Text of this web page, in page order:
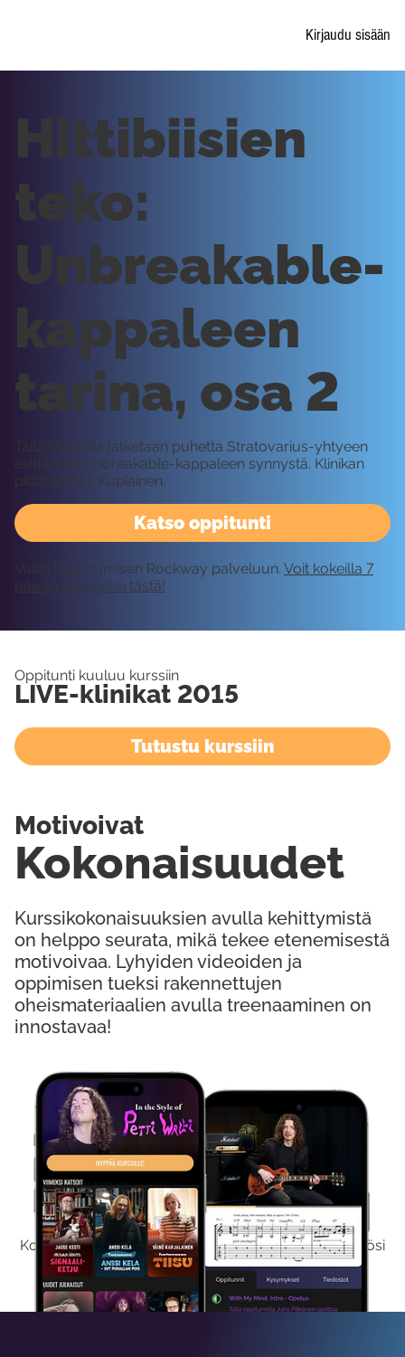
Kirjaudu sisään
Kokeile Ilmaiseksi
Kokeilemalla ilmaiseksi saat koko sisältömme käyttöösi
viikon ajaksi.
Katso oppitunti
Hittibiisien
teko:
Unbreakable-
kappaleen
tarina, osa 2
Tällä klinikalla jatketaan puhetta Stratovarius-yhtyeen
esittämän Unbreakable-kappaleen synnystä. Klinikan
pitää Matias Kupiainen.
Vaatii kirjautumisen Rockway palveluun. Voit kokeilla 7
päivää ilmaiseksi tästä!
Oppitunti kuuluu kurssiin
LIVE-klinikat 2015
Tutustu kurssiin
Kurssikokonaisuuksien avulla kehittymistä
on helppo seurata, mikä tekee etenemisestä
motivoivaa. Lyhyiden videoiden ja
oppimisen tueksi rakennettujen
oheismateriaalien avulla treenaaminen on
innostavaa!
Kokonaisuudet
Motivoivat